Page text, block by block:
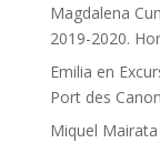
Magdalena
2019-2020.
Emilia en
Port des
Miquel